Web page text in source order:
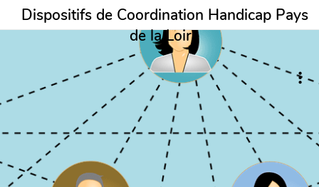
Dispositifs de Coordination Handicap Pays
de la Loire